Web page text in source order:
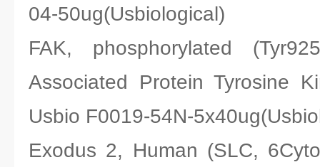
04-50ug(Usbiological)
FAK, phosphorylated
Associated Protein Tyrosine
Usbio F0019-54N-
Exodus 2, Human (SLC,